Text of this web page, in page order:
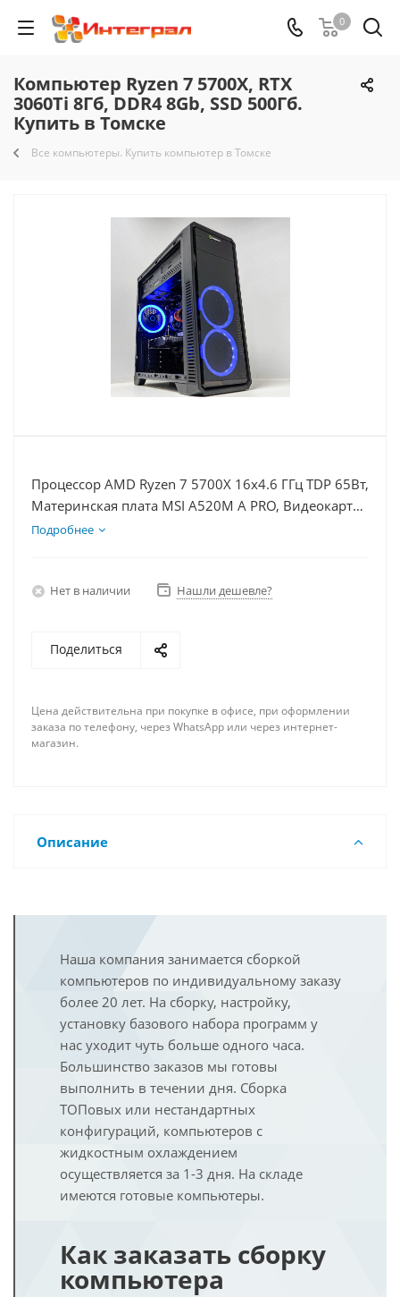
0
Компьютер Ryzen 7 5700X, RTX
3060Ti 8Гб, DDR4 8Gb, SSD 500Гб.
Купить в Томске
Все компьютеры. Купить компьютер в Томске
Процессор AMD Ryzen 7 5700X 16x4.6 ГГц TDP 65Вт,
Материнская плата MSI A520M A PRO, Видеокарта
RTX 3060Ti 8Гб, Память DDR4 8Gb, Диски
Подробнее
Нет в наличии Нашли дешевле?
Поделиться
Цена действительна при покупке в офисе, при оформлении
заказа по телефону, через WhatsApp или через интернет-
магазин.
Описание
Наша компания занимается сборкой
компьютеров по индивидуальному заказу
более 20 лет. На сборку, настройку,
установку базового набора программ у
нас уходит чуть больше одного часа.
Большинство заказов мы готовы
выполнить в течении дня. Сборка
ТОПовых или нестандартных
конфигураций, компьютеров с
жидкостным охлаждением
осуществляется за 1-3 дня. На складе
имеются готовые компьютеры.
Как заказать сборку
компьютера